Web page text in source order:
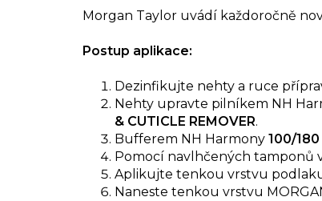
Morgan Taylor uvádí každoročně
Postup aplikace:
Dezinfikujte nehty a ruce
Nehty upravte pilníkem NH
& CUTICLE REMOVER.
Bufferem NH Harmony 100/180
Pomocí navlhčených tamponů
Aplikujte tenkou vrstvu
Naneste tenkou vrstvu